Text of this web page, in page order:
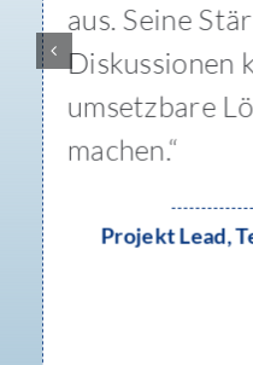
aus. Seine
Diskussionen
umsetzbare
machen.“
Projekt Lead,